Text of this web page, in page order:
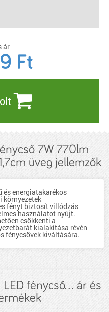
ár
Ft
7W 770lm
üveg jellemzők
és energiatakarékos
környezetek
fényt biztosít villódzás
használatot nyújt.
csökkenti a
kialakítása révén
fénycsövek kiváltására.
fénycső... ár és